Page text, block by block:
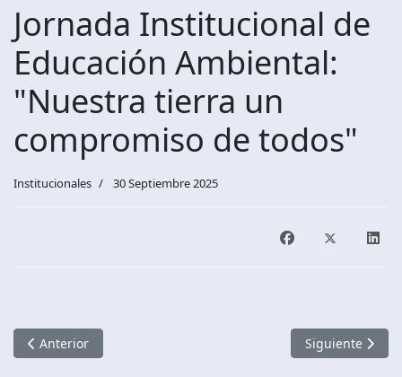
Jornada Institucional de
Educación Ambiental:
"Nuestra tierra un
compromiso de todos"
Institucionales 30 Septiembre 2025
Artículo anterior: Expo Carreras en el ISFD Ricardo Viñas
Anterior Artículo
Siguiente